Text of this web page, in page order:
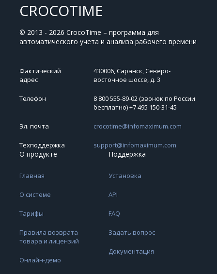
CROCOTIME
© 2013 - 2026 CrocoTime – программа для
автоматического учета и анализа рабочего времени
Фактический
адрес
430006, Саранск, Северо-
восточное шоссе, д. 3
Телефон
8 800 555-89-02 (звонок по России
бесплатно) +7 495 150‑31‑45
Эл. почта crocotime@infomaximum.com
Техподдержка support@infomaximum.com
О продукте
Главная
О системе
Тарифы
Правила возврата
товара и лицензий
Онлайн-демо
Поддержка
Установка
API
FAQ
Задать вопрос
Документация